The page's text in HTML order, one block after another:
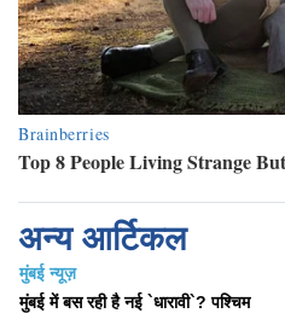
अन्य आर्टिकल
मुंबई न्यूज़
मुंबई में बस रही है नई `धारावी`? पश्चिम